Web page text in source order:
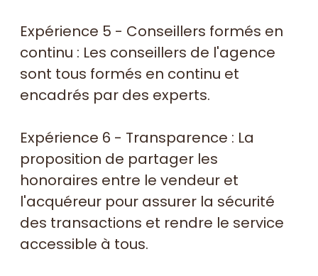
Expérience 5 - Conseillers formés en
continu : Les conseillers de l'agence
sont tous formés en continu et
encadrés par des experts.
Expérience 6 - Transparence : La
proposition de partager les
honoraires entre le vendeur et
l'acquéreur pour assurer la sécurité
des transactions et rendre le service
accessible à tous.